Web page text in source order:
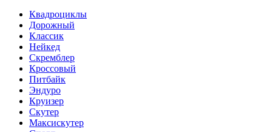
Квадроциклы
Дорожный
Классик
Нейкед
Скремблер
Кроссовый
Питбайк
Эндуро
Круизер
Скутер
Максискутер